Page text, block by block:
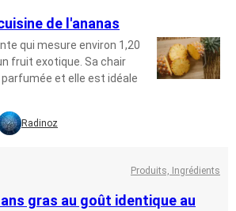
de l'ananas
qui mesure environ 1,20
fruit exotique. Sa chair
et elle est idéale
Radinoz
Produits, Ingrédients
gras au goût identique au